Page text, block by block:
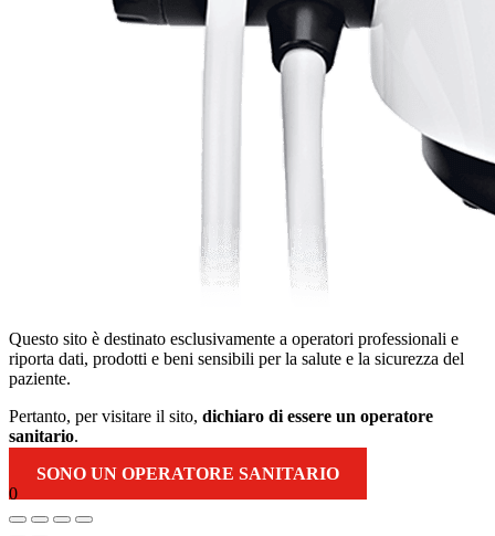
Questo sito è destinato esclusivamente a operatori professionali e
riporta dati, prodotti e beni sensibili per la salute e la sicurezza del
paziente.
Pertanto, per visitare il sito, dichiaro di essere un operatore
sanitario.
SONO UN OPERATORE SANITARIO
0
Torna
in